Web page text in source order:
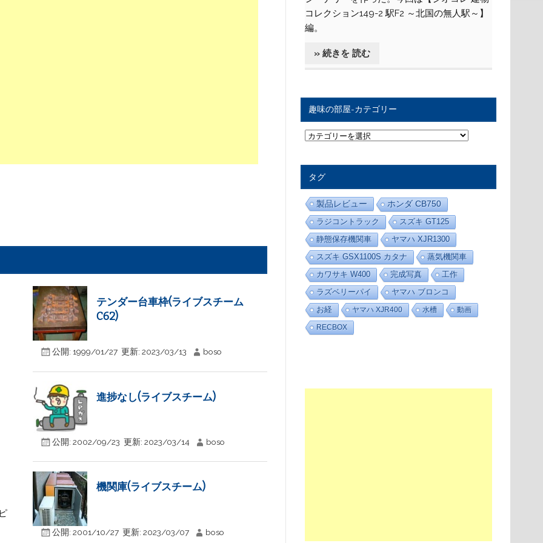
テンダー台車枠(ライブスチーム
C62)
公開: 1999/01/27 更新: 2023/03/13 boso
進捗なし(ライブスチーム)
公開: 2002/09/23 更新: 2023/03/14 boso
機関庫(ライブスチーム)
公開: 2001/10/27 更新: 2023/03/07 boso
コレクション149-2 駅F2 ～北国の無人駅～】
編。
» 続きを 読む
趣味の部屋-カテゴリー
趣
味
カ
テ
ゴ
リ
ー
タグ
製品レビュー
ホンダ CB750
ラジコントラック
スズキ GT125
静態保存機関車
ヤマハ XJR1300
スズキ GSX1100S カタナ
蒸気機関車
カワサキ W400
完成写真
工作
ラズベリーパイ
ヤマハ ブロンコ
お経 ヤマハ XJR400 水槽 動画
RECBOX